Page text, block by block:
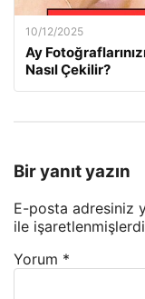
10/12/2025
Ay
Nasıl Çekilir?
Bir yanıt yazın
E-posta adresiniz
ile
Yorum *